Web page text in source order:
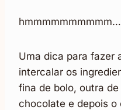
Uma dica para fazer
intercalar os
fina de bolo, outra
chocolate e depois o